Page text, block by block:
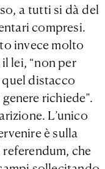
a tutti si dà del
compresi.
invece molto
lei, “non per
distacco
richiede”.
L’unico
è sulla
che